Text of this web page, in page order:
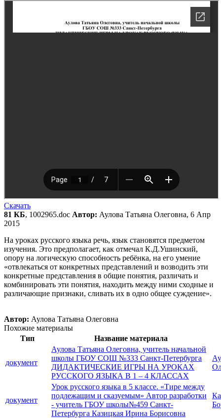
Скачать
81 КБ, 1002965.doc Автор: Аулова Татьяна Олеговна, 6 Апр
2015
На уроках русского языка речь, язык становятся предметом
изучения. Это предполагает, как отмечал К.Д.Ушинский,
опору на логическую способность ребёнка, на его умение
«отвлекаться от конкретных представлений и возводить эти
конкретные представления в общие понятия, различать и
комбинировать эти понятия, находить между ними сходные и
различающие признаки, сливать их в одно общее суждение».
Автор: Аулова Татьяна Олеговна
Похожие материалы
Тип
Название материала
документ
Аулова Татьяна Олеговна, учитель начальной
школы ГБОУ СОШ №333 Санкт-Петербурга
ДИДАКТИЧЕСКИЕ ИГРЫ НА УРОКАХ
РУССКОГО ЯЗЫКА В 1 – 4 КЛАССАХ
документ
Урок русского языка в 5 классе. «Тире между
подлежащим и сказуемым» Автор разработки
- учитель ГБОУ школы№459 Санкт-
Петербурга Казицкая Ирина Борисовна